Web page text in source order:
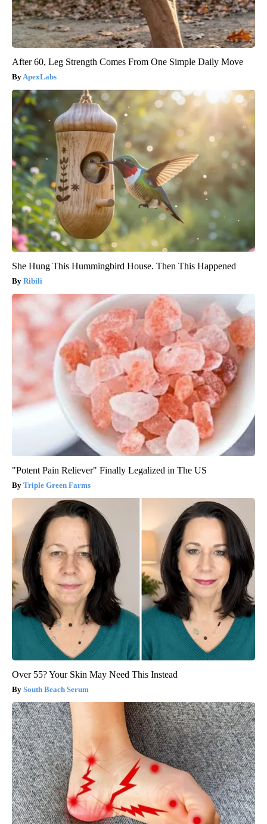
After 60, Leg Strength Comes From One Simple Daily Move
ApexLabs
She Hung This Hummingbird House. Then This Happened
Ribili
"Potent Pain Reliever" Finally Legalized in The US
Triple Green Farms
Over 55? Your Skin May Need This Instead
South Beach Serum